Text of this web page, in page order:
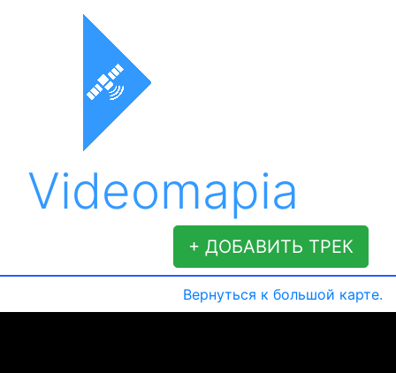
Videomapia
+ ДОБАВИТЬ ТРЕК
Вернуться к большой карте.